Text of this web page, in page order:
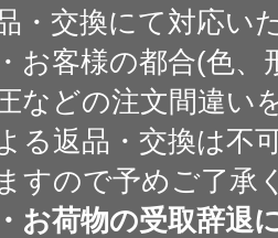
・交換にて対応い
・お客様の都合(色、
などの注文間違い
る返品・交換は不
ますので予めご了承
・お荷物の受取辞退